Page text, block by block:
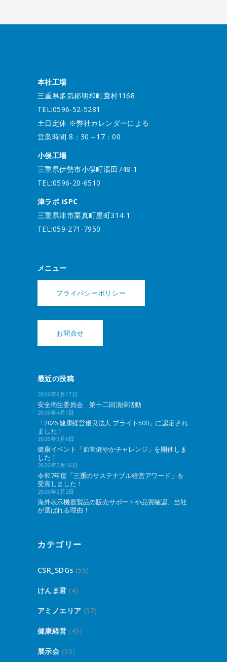
本社工場
三重県多気郡明和町蓑村1168
TEL:0596-52-5281
土日定休 ※弊社カレンダーによる
営業時間 8：30～17：00
小俣工場
三重県伊勢市小俣町湯田748-1
TEL:0596-20-6510
津ラボ iSPC
三重県津市栗真町屋町314-1
TEL:059-271-7950
メニュー
プライバシーポリシー
お問合せ
最近の投稿
2026年6月17日
安全衛生委員会 第十二回清掃活動
2026年4月1日
「2026 健康経営優良法人 ブライト500」に認定され
ました！
2026年3月6日
健康イベント「血管健やかチャレンジ」を開催しま
した！
2026年2月16日
令和7年度「三重のサステナブル経営アワード」を
受賞しました！
2026年2月2日
海外表示機器製品の販売サポートや品質確認、当社
が選ばれる理由！
カテゴリー
CSR_SDGs (55)
けんま君 (4)
アミノエリア (37)
健康経営 (45)
展示会 (30)